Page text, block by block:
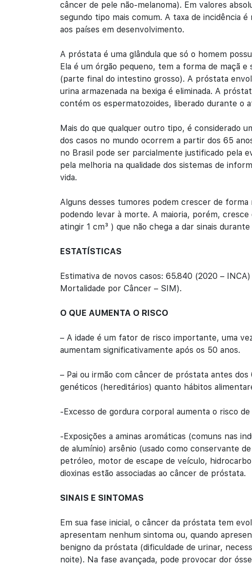
câncer de pele não-melanoma). Em valores
segundo tipo mais comum. A taxa de incidência
aos países em desenvolvimento.
A próstata é uma glândula que só o homem
Ela é um órgão pequeno, tem a forma de maçã
(parte final do intestino grosso). A próstata
urina armazenada na bexiga é eliminada. A
contém os espermatozoides, liberado durante o
Mais do que qualquer outro tipo, é considerado
dos casos no mundo ocorrem a partir dos 65
no Brasil pode ser parcialmente justificado pela
pela melhoria na qualidade dos sistemas de
vida.
Alguns desses tumores podem crescer de
podendo levar à morte. A maioria, porém,
atingir 1 cm³ ) que não chega a dar sinais
ESTATÍSTICAS
Estimativa de novos casos: 65.840 (2020 –
Mortalidade por Câncer – SIM).
O QUE AUMENTA O RISCO
– A idade é um fator de risco importante, uma
aumentam significativamente após os 50 anos.
– Pai ou irmão com câncer de próstata antes
genéticos (hereditários) quanto hábitos
-Excesso de gordura corporal aumenta o risco
-Exposições a aminas aromáticas (comuns nas
de alumínio) arsênio (usado como conservante
petróleo, motor de escape de veículo,
dioxinas estão associadas ao câncer de próstata.
SINAIS E SINTOMAS
Em sua fase inicial, o câncer da próstata tem
apresentam nenhum sintoma ou, quando
benigno da próstata (dificuldade de urinar,
noite). Na fase avançada, pode provocar dor